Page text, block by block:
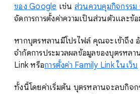
ของ Google เช่น ส่วนควบคุมกิจกรรม
จัดการการตั้งค่าความเป็นส่วนตัวและข้
หากบุตรหลานมีโปรไฟล์ คุณจะเข้าถึง
จำกัดการประมวลผลข้อมูลของบุตรหล
Link หรือการตั้งค่า Family Link ในเว็บ
ทั้งนี้โดยค่าเริ่มต้น บุตรหลานจะลบกิจก